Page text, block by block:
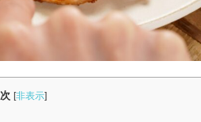
[非表示]